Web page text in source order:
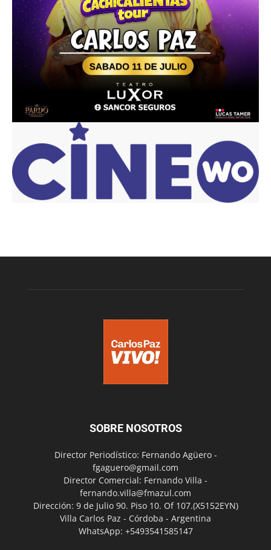
SOBRE NOSOTROS
Director Periodístico: Fernando Agüero -
fgaguero@gmail.com
Director Comercial: Fernando Villa -
fernando.villa@fmazul.com
Dirección: 9 de Julio 90. Piso 10. Of 107.(X5152EYN)
Villa Carlos Paz - Córdoba - Argentina
WhatsApp: +5493541585147